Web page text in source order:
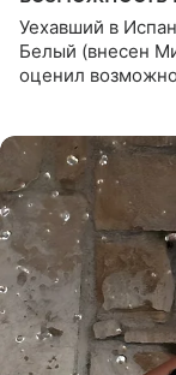
Уехавший в
Белый (внесен
оценил